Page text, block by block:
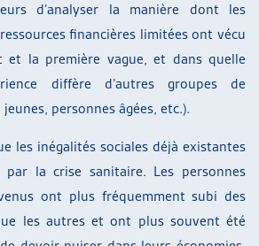
d’analyser la manière dont les
financières limitées ont vécu
et la première vague, et dans quelle
diffère d’autres groupes de
personnes âgées, etc.).
les inégalités sociales déjà existantes
la crise sanitaire. Les personnes
ont plus fréquemment subi des
les autres et ont plus souvent été